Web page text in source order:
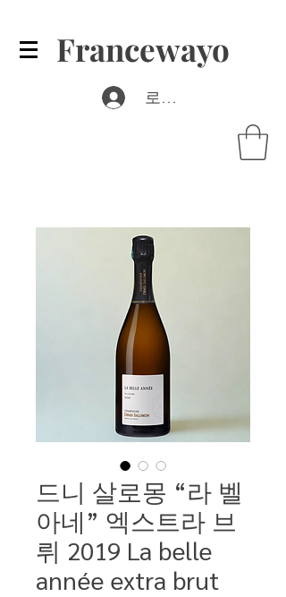
Francewayo
로그인
드니 살로몽 “라 벨
아네” 엑스트라 브
뤼 2019 La belle
année extra brut